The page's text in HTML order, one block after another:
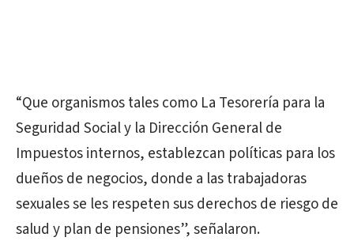
“Que organismos tales como La Tesorería para la
Seguridad Social y la Dirección General de
Impuestos internos, establezcan políticas para los
dueños de negocios, donde a las trabajadoras
sexuales se les respeten sus derechos de riesgo de
salud y plan de pensiones”, señalaron.